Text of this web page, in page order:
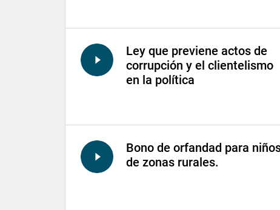
Ley que previene actos de
corrupción y el clientelismo
en la política
Bono de orfandad para
de zonas rurales.